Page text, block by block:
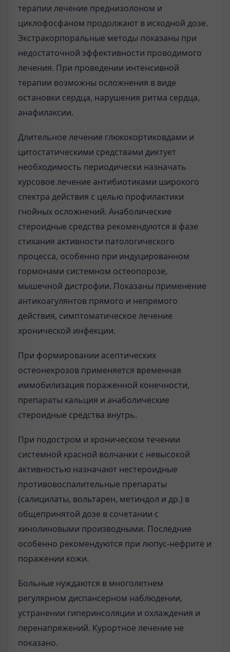
терапии лечение преднизолоном и
циклофосфаном продолжают в исходной дозе.
Экстракорпоральные методы показаны при
недостаточной эффективности проводимого
лечения. При проведении интенсивной
терапии возможны осложнения в виде
остановки сердца, нарушения ритма сердца,
анафилаксии.
Длительное лечение глюкокортиковдами и
цитостатическими средствами диктует
необходимость периодически назначать
курсовое лечение антибиотиками широкого
спектра действия с целью профилактики
гнойных осложнений. Анаболические
стероидные средства рекомендуются в фазе
стихания активности патологического
процесса, особенно при индуцированном
гормонами системном остеопорозе,
мышечной дистрофии. Показаны применение
антикоагулянтов прямого и непрямого
действия, симптоматическое лечение
хронической инфекции.
При формировании асептических
остеонекрозов применяется временная
иммобилизация пораженной конечности,
препараты кальция и анаболические
стероидные средства внутрь.
При подостром и хроническом течении
системной красной волчанки с невысокой
активностью назначают нестероидные
противовоспалительные препараты
(салицилаты, вольтарен, метиндол и др.) в
общепринятой дозе в сочетании с
хинолиновыми производными. Последние
особенно рекомендуются при люпус-нефрите и
поражении кожи.
Больные нуждаются в многолетнем
регулярном диспансерном наблюдении,
устранении гиперинсоляции и охлаждения и
перенапряжений. Курортное лечение не
показано.